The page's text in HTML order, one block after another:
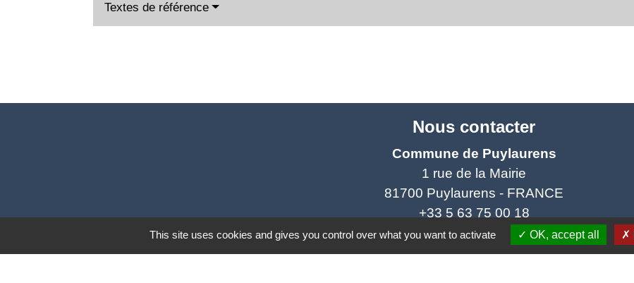
Textes de référence
Nous contacter
Commune de Puylaurens
1 rue de la Mairie
81700 Puylaurens - FRANCE
+33 5 63 75 00 18
Contact par formulaire
This site uses cookies and gives you control over what you want to activate OK, accept all